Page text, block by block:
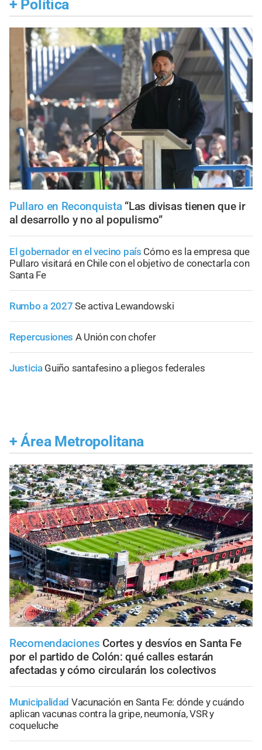
+ Política
Pullaro en Reconquista “Las divisas tienen que ir
al desarrollo y no al populismo”
El gobernador en el vecino país Cómo es la empresa que
Pullaro visitará en Chile con el objetivo de conectarla con
Santa Fe
Rumbo a 2027 Se activa Lewandowski
Repercusiones A Unión con chofer
Justicia Guiño santafesino a pliegos federales
+ Área Metropolitana
Recomendaciones Cortes y desvíos en Santa Fe
por el partido de Colón: qué calles estarán
afectadas y cómo circularán los colectivos
Municipalidad Vacunación en Santa Fe: dónde y cuándo
aplican vacunas contra la gripe, neumonía, VSR y
coqueluche